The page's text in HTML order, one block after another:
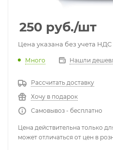
250 руб./шт
Цена указана без учета НДС
Много Нашли
Рассчитать доставку
Хочу в подарок
Самовывоз - бесплатно
Цена действительна только
может отличаться от цен в